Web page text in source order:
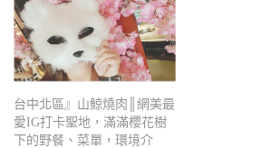
台中北區』山鯨燒肉║網美最
愛IG打卡聖地，滿滿櫻花樹
下的野餐、菜單，環境介